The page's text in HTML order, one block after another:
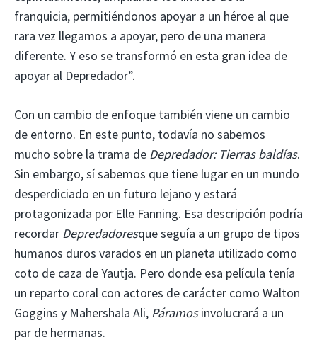
franquicia, permitiéndonos apoyar a un héroe al que
rara vez llegamos a apoyar, pero de una manera
diferente. Y eso se transformó en esta gran idea de
apoyar al Depredador”.
Con un cambio de enfoque también viene un cambio
de entorno. En este punto, todavía no sabemos
mucho sobre la trama de Depredador: Tierras baldías.
Sin embargo, sí sabemos que tiene lugar en un mundo
desperdiciado en un futuro lejano y estará
protagonizada por Elle Fanning. Esa descripción podría
recordar Depredadoresque seguía a un grupo de tipos
humanos duros varados en un planeta utilizado como
coto de caza de Yautja. Pero donde esa película tenía
un reparto coral con actores de carácter como Walton
Goggins y Mahershala Ali, Páramosinvolucrará a un
par de hermanas.